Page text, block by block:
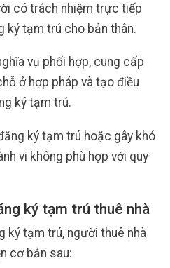
có trách nhiệm trực tiếp
ký tạm trú cho bản thân.
vụ phối hợp, cung cấp
ở hợp pháp và tạo điều
ký tạm trú.
ký tạm trú hoặc gây khó
vi không phù hợp với quy
ký tạm trú thuê nhà
ký tạm trú, người thuê nhà
cơ bản sau: